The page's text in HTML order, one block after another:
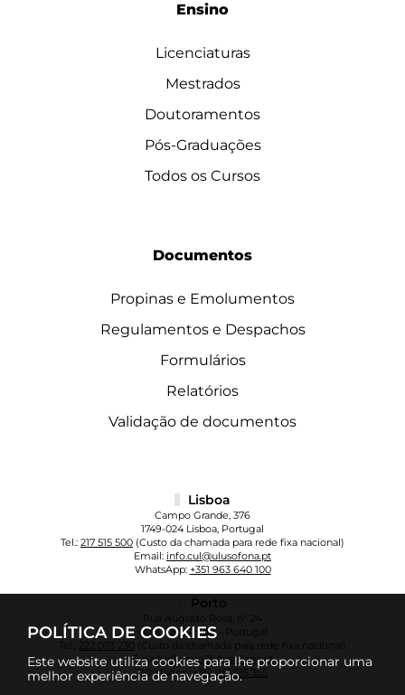
POLÍTICA DE COOKIES
Este website utiliza cookies para lhe proporcionar uma
melhor experiência de navegação.
Ensino
Licenciaturas
Mestrados
Doutoramentos
Pós-Graduações
Todos os Cursos
Documentos
Propinas e Emolumentos
Regulamentos e Despachos
Formulários
Relatórios
Validação de documentos
Lisboa
Campo Grande, 376
1749-024 Lisboa, Portugal
Tel.: 217 515 500 (Custo da chamada para rede fixa nacional)
Email: info.cul@ulusofona.pt
WhatsApp: +351 963 640 100
Porto
Rua Augusto Rosa, nº 24
4000-098 Porto - Portugal
222 073 230
(Custo da chamada para rede fixa nacional)
Email:info.cup@ulusofona.pt
WhatsApp:+351 961 135 355